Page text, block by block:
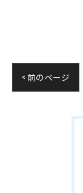
< 前のページ